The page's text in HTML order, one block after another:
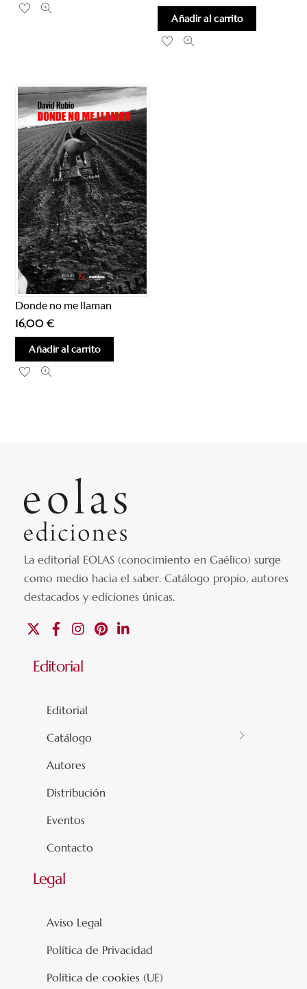
Añadir al carrito
Donde no me llaman
16,00€
Añadir al carrito
La editorial EOLAS (conocimiento en Gaélico) surge
como medio hacia el saber.Catálogo propio, autores
destacados y ediciones únicas.
FacebookInstagramPinterest
Editorial
Editorial
Catálogo
Autores
Distribución
Eventos
Contacto
Legal
Aviso Legal
Política de Privacidad
Política de cookies (UE)